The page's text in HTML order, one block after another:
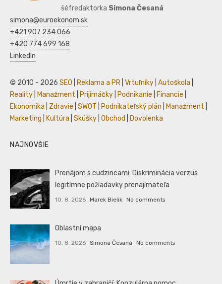
šéfredaktorka Simona Česaná
simona@euroekonom.sk
+421 907 234 066
+420 774 699 168
LinkedIn
© 2010 - 2026 SEO Reklama a PR Vrtuľníky Autoškola
Reality
Manažment Prijímáčky Podnikanie Financie
Ekonomika
Zdravie SWOT Podnikateľský plán Manažment
Marketing
Kultúra Skúšky Obchod Dovolenka
NAJNOVŠIE
Prenájom s cudzincami: Diskriminácia verzus
legitímne požiadavky prenajímateľa
10. 8. 2026 Marek Bielik No comments
Oblastní mapa
10. 8. 2026 Simona Česaná No comments